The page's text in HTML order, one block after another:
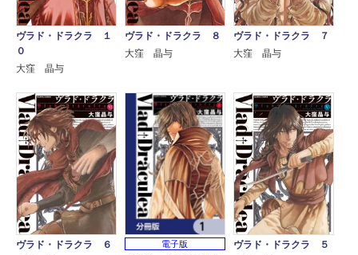
ヴラド・ドラクラ １
０
大窪 晶与
ヴラド・ドラクラ ８
大窪 晶与
ヴラド・ドラクラ ７
大窪 晶与
ヴラド・ドラクラ ６
電子版
ヴラド・ドラクラ ５